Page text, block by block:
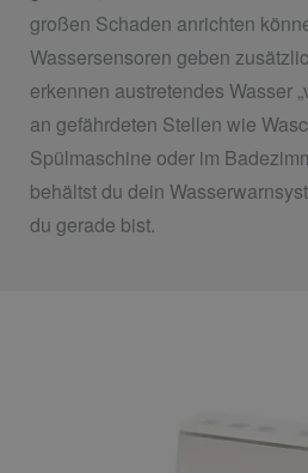
großen Schaden anrichten
Wassersensoren geben
erkennen austretendes Wasser
an gefährdeten Stellen wie
Spülmaschine oder im
behältst du dein
du gerade bist.